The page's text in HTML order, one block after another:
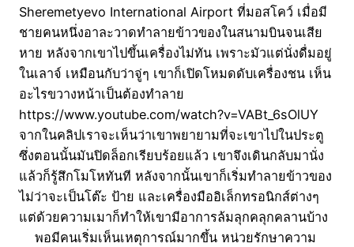
Sheremetyevo International Airport ที่มอสโคว์ เมื่อมี
ชายคนหนึ่งอาละวาดทำลายข้าวของในสนามบินจนเสีย
หาย หลังจากเขาไปขึ้นเครื่องไม่ทัน เพราะมัวแต่นั่งดื่มอยู่
ในเลาจ์ เหมือนกับว่าจู่ๆ เขาก็เปิดโหมดดับเครื่องชน เห็น
อะไรขวางหน้าเป็นต้องทำลาย
https://www.youtube.com/watch?v=VABt_6sOlUY
จากในคลิปเราจะเห็นว่าเขาพยายามที่จะเขาไปในประตู
ซึ่งตอนนั้นมันปิดล็อกเรียบร้อยแล้ว เขาจึงเดินกลับมานั่ง
แล้วก็รู้สึกโมโหทันที หลังจากนั้นเขาก็เริ่มทำลายข้าวของ
ไม่ว่าจะเป็นโต๊ะ ป้าย และเครื่องมืออิเล็กทรอนิกส์ต่างๆ
แต่ด้วยความเมาก็ทำให้เขามีอาการล้มลุกคลุกคลานบ้าง
พอมีคนเริ่มเห็นเหตุการณ์มากขึ้น หน่วยรักษาความ